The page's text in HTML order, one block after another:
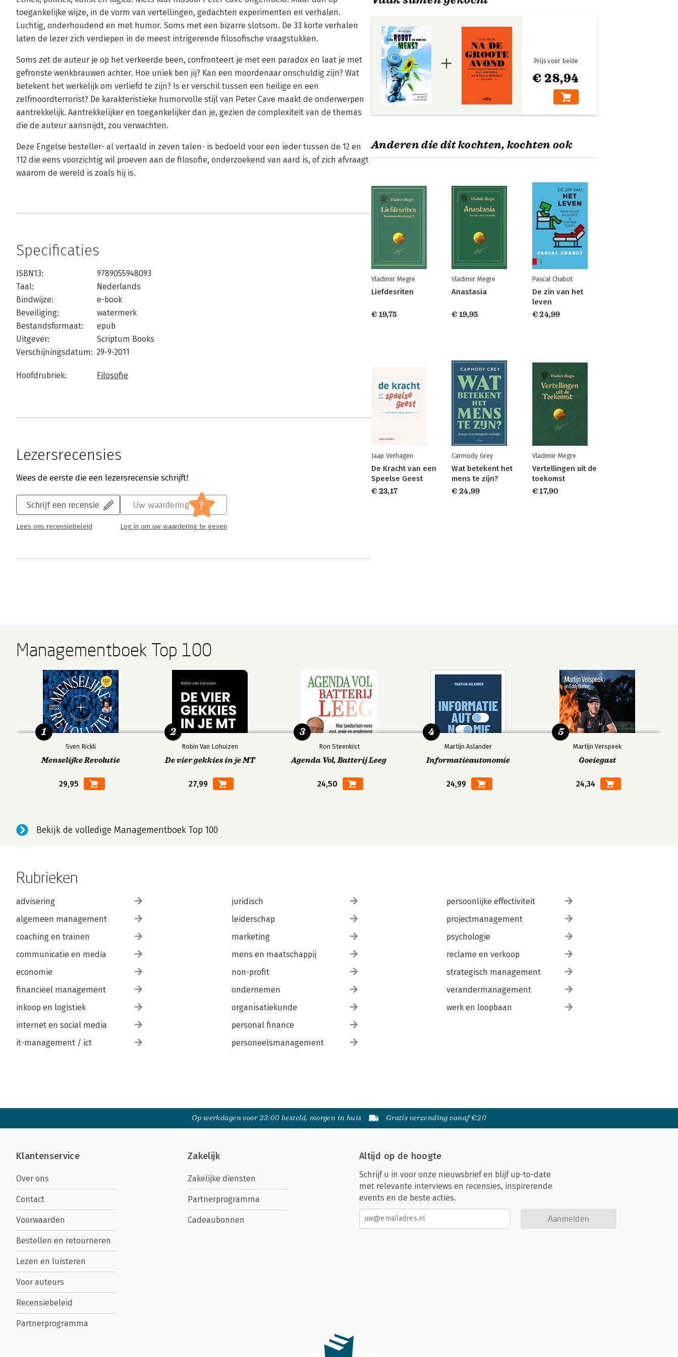
toegankelijke wijze, in de vorm van vertellingen, gedachten experimenten en verhalen.
Luchtig, onderhoudend en met humor. Soms met een bizarre slotsom. De 33 korte verhalen
laten de lezer zich verdiepen in de meest intrigerende filosofische vraagstukken.
Soms zet de auteur je op het verkeerde been, confronteert je met een paradox en laat je met
gefronste wenkbrauwen achter. Hoe uniek ben jij? Kan een moordenaar onschuldig zijn? Wat
betekent het werkelijk om verliefd te zijn? Is er verschil tussen een heilige en een
zelfmoordterrorist? De karakteristieke humorvolle stijl van Peter Cave maakt de onderwerpen
aantrekkelijk. Aantrekkelijker en toegankelijker dan je, gezien de complexiteit van de themas
die de auteur aansnijdt, zou verwachten.
Deze Engelse besteller- al vertaald in zeven talen- is bedoeld voor een ieder tussen de 12 en
112 die eens voorzichtig wil proeven aan de filosofie, onderzoekend van aard is, of zich afvraagt
waarom de wereld is zoals hij is.
Specificaties
ISBN13:
9789055948093
Taal:
Nederlands
Bindwijze:
e-book
Beveiliging:
watermerk
Bestandsformaat:
epub
Uitgever:
Scriptum Books
Verschijningsdatum: 29-9-2011
Hoofdrubriek: Filosofie
Lezersrecensies
Wees de eerste die een lezersrecensie schrijft!
Schrijf een recensie
Lees ons recensiebeleid
Uw waardering ?
Log in om uw waardering te geven
€ 28,94
Prijs voor beide
Anderen die dit kochten, kochten ook
Vladimir Megre
Liefdesriten
€ 19,75
Vladimir Megre
Anastasia
€ 19,95
Pascal Chabot
De zin van het
leven
€ 24,99
Jaap Verhagen
De Kracht van een
Speelse Geest
€ 23,17
Carmody Grey
Wat betekent het
mens te zijn?
€ 24,99
Vladimir Megre
Vertellingen uit de
toekomst
€ 17,90
Managementboek Top 100
Sven Rickli
Menselijke Revolutie
29,95
1
Robin Van Lohuizen
De vier gekkies in je MT
27,99
2
Ron Steenkist
Agenda Vol, Batterij Leeg
24,50
3
Martijn Aslander
Informatieautonomie
24,99
4
Martijn Verspeek
Goeiegast
24,34
5
Bekijk de volledige Managementboek Top 100
Rubrieken
advisering
algemeen management
coaching en trainen
communicatie en media
economie
financieel management
inkoop en logistiek
internet en social media
it-management / ict
juridisch
leiderschap
marketing
mens en maatschappij
non-profit
ondernemen
organisatiekunde
personal finance
personeelsmanagement
persoonlijke effectiviteit
projectmanagement
psychologie
reclame en verkoop
strategisch management
verandermanagement
werk en loopbaan
Op werkdagen voor 23:00 besteld, morgen in huis Gratis verzending vanaf €20
Klantenservice
Over ons
Contact
Voorwaarden
Bestellen en retourneren
Lezen en luisteren
Voor auteurs
Recensiebeleid
Partnerprogramma
Zakelijk
Zakelijke diensten
Partnerprogramma
Cadeaubonnen
Altijd op de hoogte
Schrijf u in voor onze nieuwsbrief en blijf up-to-date
met relevante interviews en recensies, inspirerende
events en de beste acties.
Aanmelden